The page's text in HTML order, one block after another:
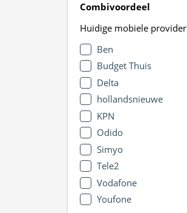
Combivoordeel
Huidige mobiele provider
Ben
Budget Thuis
Delta
hollandsnieuwe
KPN
Odido
Simyo
Tele2
Vodafone
Youfone